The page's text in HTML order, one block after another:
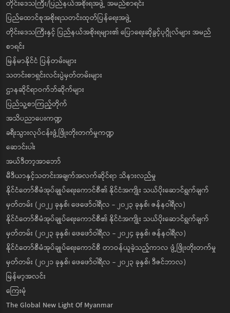
တိုင်းဒေသကြီး/ပြည်နယ်အစိုးရအဖွဲ့ အမည်စာရင်း
ပြည်ထောင်စုအစိုးရသတင်းထုတ်ပြန်ရေးအဖွဲ့
တိုင်းဒေသကြီးနှင့် ပြည်နယ်အစိုးရများ၏ ပြောရေးဆိုခွင့်ပုဂ္ဂိုလ်များ အမည်
စာရင်း
မြန်မာနိုင်ငံ ပြန်တမ်းများ
သတင်းစာရှင်းလင်းပွဲမှတ်တမ်းများ
ဌာနဆိုင်ရာဝက်ဘ်ဆိုက်များ
ပြည်သူ့စာကြည့်တိုက်
အသိပညာပေးကဏ္ဍ
ခရီးသွားလုပ်ငန်းဖွံ့ဖြိုးတိုးတက်မှုကဏ္ဍ
ဆောင်းပါး
အယ်ဒီတာ့အာဘော်
မီဒီယာနှင့်သတင်းအချက်အလက်ဆိုင်ရာ သိနားလည်မှု
နိုင်ငံတော်စီမံအုပ်ချုပ်ရေးကောင်စီ၏ နိုင်ငံအကျိုး သယ်ပိုးဆောင်ရွက်ချက်
မှတ်တမ်း (၂၀၂၂ ခုနှစ်၊ ဖေဖော်ဝါရီလ - ၂၀၂၃ ခုနှစ်၊ ဇန်နဝါရီလ)
နိုင်ငံတော်စီမံအုပ်ချုပ်ရေးကောင်စီ၏ နိုင်ငံအကျိုး သယ်ပိုးဆောင်ရွက်ချက်
မှတ်တမ်း (၂၀၂၃ ခုနှစ်၊ ဖေဖော်ဝါရီလ - ၂၀၂၄ ခုနှစ်၊ ဇန်နဝါရီလ)
နိုင်ငံတော်စီမံအုပ်ချုပ်ရေးကောင်စီ တာဝန်ယူခဲ့သည့်ကာလ ဖွံ့ဖြိုးတိုးတက်မှု
မှတ်တမ်း (၂၀၂၁ ခုနှစ်၊ ဖေဖော်ဝါရီလ - ၂၀၂၃ ခုနှစ်၊ ဒီဇင်ဘာလ)
မြန်မာ့အလင်း
ကြေးမုံ
The Global New Light Of Myanmar